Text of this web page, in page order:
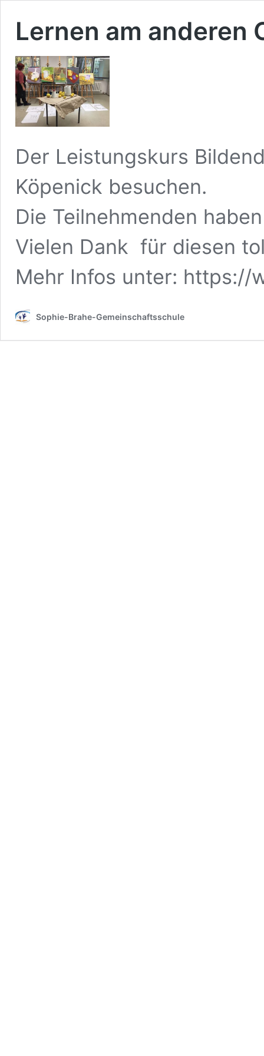
Lernen am anderen
Der Leistungskurs
Köpenick besuchen.
Die Teilnehmenden
Vielen Dank für diesen
Mehr Infos unter:
Sophie-Brahe-Gemeinschaftsschule